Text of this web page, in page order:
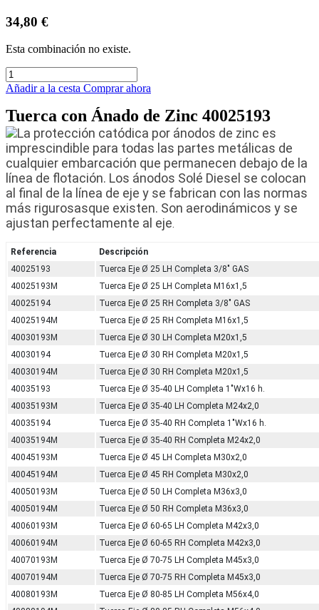
34,80 €
Esta combinación no existe.
Añadir a la cesta Comprar ahora
Tuerca con Ánado de Zinc 40025193
La protección catódica por ánodos de zinc es
imprescindible para todas las partes metálicas de
cualquier embarcación que permanecen debajo de la
línea de flotación. Los ánodos Solé Diesel se colocan
al final de la línea de eje y se fabrican con las normas
más rigurosasque existen. Son aerodinámicos y se
ajustan perfectamente al eje.
Referencia
Descripción
40025193
Tuerca Eje Ø 25 LH Completa 3/8" GAS
40025193M
Tuerca Eje Ø 25 LH Completa M16x1,5
40025194
Tuerca Eje Ø 25 RH Completa 3/8" GAS
40025194M
Tuerca Eje Ø 25 RH Completa M16x1,5
40030193M
Tuerca Eje Ø 30 LH Completa M20x1,5
40030194
Tuerca Eje Ø 30 RH Completa M20x1,5
40030194M
Tuerca Eje Ø 30 RH Completa M20x1,5
40035193
Tuerca Eje Ø 35-40 LH Completa 1"Wx16 h.
40035193M
Tuerca Eje Ø 35-40 LH Completa M24x2,0
40035194
Tuerca Eje Ø 35-40 RH Completa 1"Wx16 h.
40035194M
Tuerca Eje Ø 35-40 RH Completa M24x2,0
40045193M
Tuerca Eje Ø 45 LH Completa M30x2,0
40045194M
Tuerca Eje Ø 45 RH Completa M30x2,0
40050193M
Tuerca Eje Ø 50 LH Completa M36x3,0
40050194M
Tuerca Eje Ø 50 RH Completa M36x3,0
40060193M
Tuerca Eje Ø 60-65 LH Completa M42x3,0
40060194M
Tuerca Eje Ø 60-65 RH Completa M42x3,0
40070193M
Tuerca Eje Ø 70-75 LH Completa M45x3,0
40070194M
Tuerca Eje Ø 70-75 RH Completa M45x3,0
40080193M
Tuerca Eje Ø 80-85 LH Completa M56x4,0